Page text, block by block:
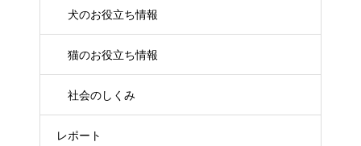
犬のお役立ち情報
猫のお役立ち情報
社会のしくみ
レポート